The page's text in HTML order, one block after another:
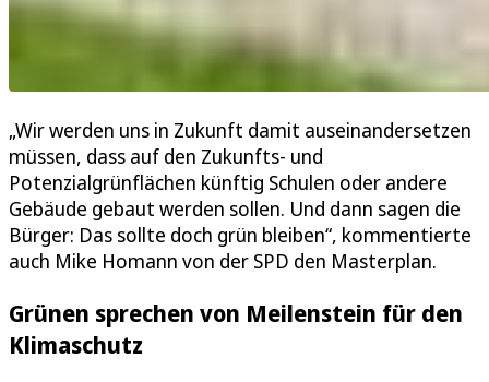
„Wir werden uns in Zukunft damit auseinandersetzen
müssen, dass auf den Zukunfts- und
Potenzialgrünflächen künftig Schulen oder andere
Gebäude gebaut werden sollen. Und dann sagen die
Bürger: Das sollte doch grün bleiben“, kommentierte
auch Mike Homann von der SPD den Masterplan.
Grünen sprechen von Meilenstein für den
Klimaschutz